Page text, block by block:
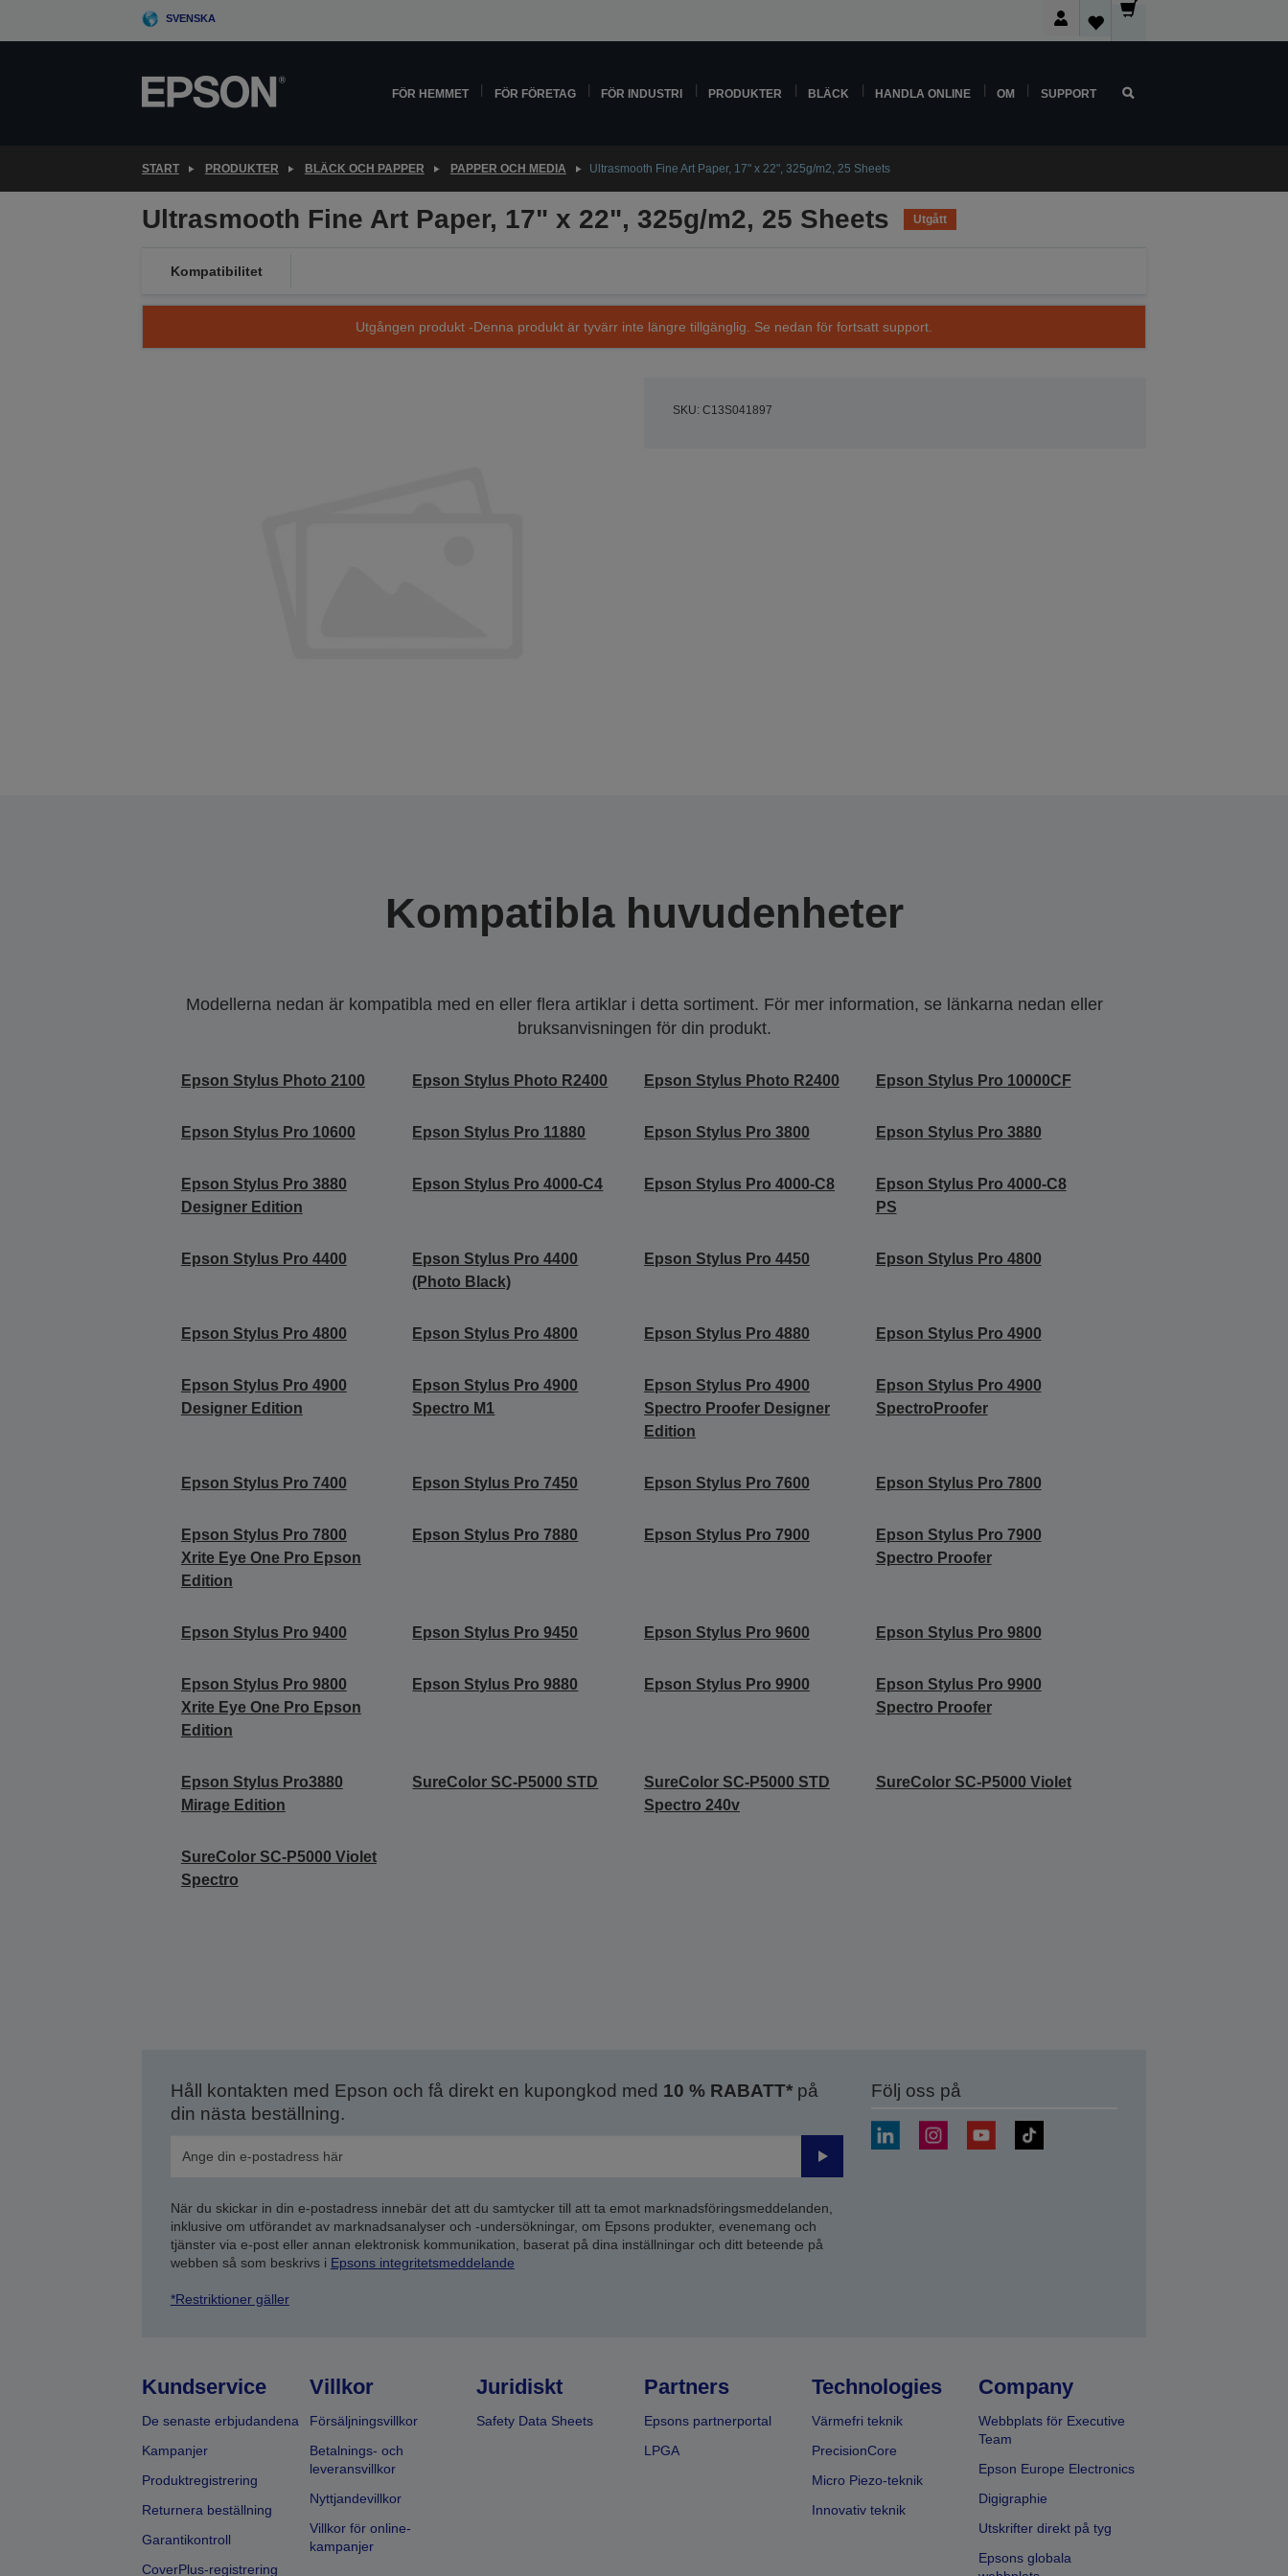
SVENSKA
FÖR HEMMET FÖR FÖRETAG FÖR INDUSTRI PRODUKTER BLÄCK HANDLA ONLINE OM SUPPORT
START PRODUKTER BLÄCK OCH PAPPER PAPPER OCH MEDIA Ultrasmooth Fine Art Paper, 17" x 22", 325g/m2, 25 Sheets
Ultrasmooth Fine Art Paper, 17" x 22", 325g/m2, 25 Sheets Utgått
Kompatibilitet
Utgången produkt -Denna produkt är tyvärr inte längre tillgänglig. Se nedan för fortsatt support.
SKU: C13S041897
Kompatibla huvudenheter
Modellerna nedan är kompatibla med en eller flera artiklar i detta sortiment. För mer information, se länkarna nedan eller
bruksanvisningen för din produkt.
Epson Stylus Photo 2100 Epson Stylus Photo R2400 Epson Stylus Photo R2400 Epson Stylus Pro 10000CF
Epson Stylus Pro 10600 Epson Stylus Pro 11880 Epson Stylus Pro 3800 Epson Stylus Pro 3880
Epson Stylus Pro 3880
Designer Edition
Epson Stylus Pro 4000-C4 Epson Stylus Pro 4000-C8
Epson Stylus Pro 4000-C8
PS
Epson Stylus Pro 4400
Epson Stylus Pro 4400
(Photo Black)
Epson Stylus Pro 4450 Epson Stylus Pro 4800
Epson Stylus Pro 4800 Epson Stylus Pro 4800 Epson Stylus Pro 4880 Epson Stylus Pro 4900
Epson Stylus Pro 4900
Designer Edition
Epson Stylus Pro 4900
Spectro M1
Epson Stylus Pro 4900
Spectro Proofer Designer
Edition
Epson Stylus Pro 4900
SpectroProofer
Epson Stylus Pro 7400 Epson Stylus Pro 7450 Epson Stylus Pro 7600 Epson Stylus Pro 7800
Epson Stylus Pro 7800
Xrite Eye One Pro Epson
Edition
Epson Stylus Pro 7880 Epson Stylus Pro 7900
Epson Stylus Pro 7900
Spectro Proofer
Epson Stylus Pro 9400 Epson Stylus Pro 9450 Epson Stylus Pro 9600 Epson Stylus Pro 9800
Epson Stylus Pro 9800
Xrite Eye One Pro Epson
Edition
Epson Stylus Pro 9880 Epson Stylus Pro 9900
Epson Stylus Pro 9900
Spectro Proofer
Epson Stylus Pro3880
Mirage Edition
SureColor SC-P5000 STD
SureColor SC-P5000 STD
Spectro 240v
SureColor SC-P5000 Violet
SureColor SC-P5000 Violet
Spectro
Håll kontakten med Epson och få direkt en kupongkod med 10 % RABATT*på
din nästa beställning.
Skicka
När du skickar in din e-postadress innebär det att du samtycker till att ta emot marknadsföringsmeddelanden,
inklusive om utförandet av marknadsanalyser och -undersökningar, om Epsons produkter, evenemang och
tjänster via e-post eller annan elektronisk kommunikation, baserat på dina inställningar och ditt beteende på
webben så som beskrivs i Epsons integritetsmeddelande
*Restriktioner gäller
Följ oss på
Kundservice
De senaste erbjudandena
Kampanjer
Produktregistrering
Returnera beställning
Garantikontroll
CoverPlus-registrering
Villkor
Försäljningsvillkor
Betalnings- och
leveransvillkor
Nyttjandevillkor
Villkor för online-
kampanjer
Juridiskt
Safety Data Sheets
Partners
Epsons partnerportal
LPGA
Technologies
Värmefri teknik
PrecisionCore
Micro Piezo-teknik
Innovativ teknik
Company
Webbplats för Executive
Team
Epson Europe Electronics
Digigraphie
Utskrifter direkt på tyg
Epsons globala